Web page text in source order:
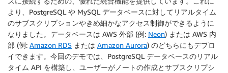
より、PostgreSQL や MySQL データベースに対してリアルタイム
のサブスクリプションやきめ細かなアクセス制御ができるように
なりました。データベースは AWS 外部 (例: Neon) または AWS 内
部 (例: Amazon RDS または Amazon Aurora) のどちらにもデプロ
イできます。今回のデモでは、PostgreSQL データベースのリアル
タイム API を構築し、ユーザーがノートの作成とサブスクリプシ